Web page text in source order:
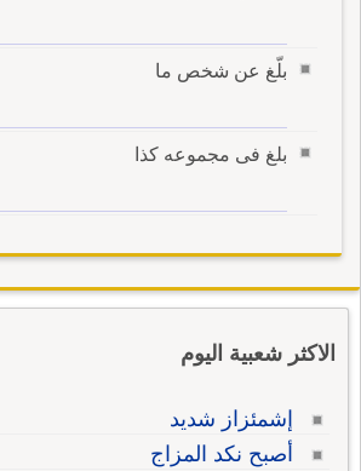
بلّغ عن شخص ما
بلغ فى مجموعه كذا
الاكثر شعبية اليوم
إشمئزاز شديد
أصبح نكد المزاج